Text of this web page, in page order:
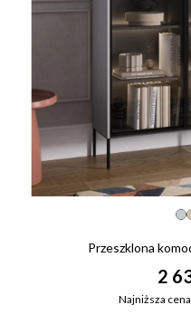
Przeszklona
2
Najniższa